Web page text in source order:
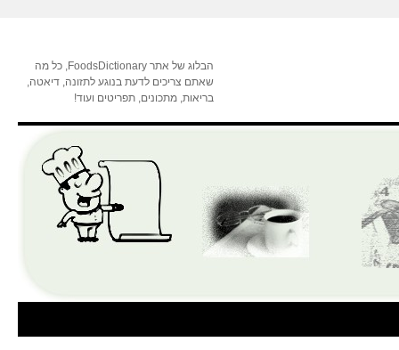
הבלוג של אתר FoodsDictionary, כל מה
שאתם צריכים לדעת בנוגע לתזונה, דיאטה,
בריאות, מתכונים, תפריטים ועוד!